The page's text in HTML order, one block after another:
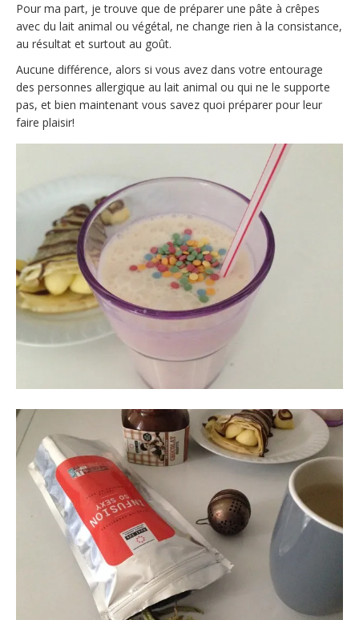
Pour ma part, je trouve que de préparer une pâte à crêpes
avec du lait animal ou végétal, ne change rien à la consistance,
au résultat et surtout au goût.
Aucune différence, alors si vous avez dans votre entourage
des personnes allergique au lait animal ou qui ne le supporte
pas, et bien maintenant vous savez quoi préparer pour leur
faire plaisir!